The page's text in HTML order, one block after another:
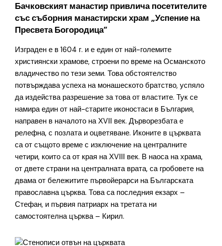
Бачковският манастир привлича посетителите
със съборния манастирски храм „Успение на
Пресвета Богородица”
Изграден е в 1604 г. и е един от най-големите
християнски храмове, строени по време на Османското
владичество по тези земи. Това обстоятелство
потвърждава успеха на монашеското братство, успяло
да издейства разрешение за това от властите. Тук се
намира един от най-старите иконостаси в България,
направен в началото на ХVІІ век. Дърворезбата е
релефна, с позлата и оцветяване. Иконите в църквата
са от същото време с изключение на централните
четири, които са от края на ХVІІІ век. В наоса на храма,
от двете страни на централната врата, са гробовете на
двама от бележитите първойерарси на Българската
православна църква. Това са последния екзарх –
Стефан, и първия патриарх на третата ни
самостоятелна църква – Кирил.